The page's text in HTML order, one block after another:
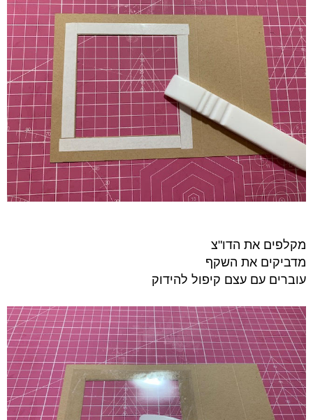
מקלפים את הדו"צ
מדביקים את השקף
עוברים עם עצם קיפול להידוק